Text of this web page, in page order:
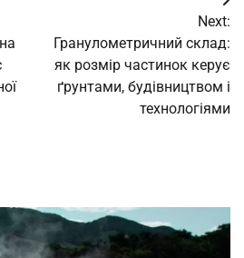
Next:
Гранулометричний склад:
як розмір частинок керує
ґрунтами, будівництвом і
технологіями